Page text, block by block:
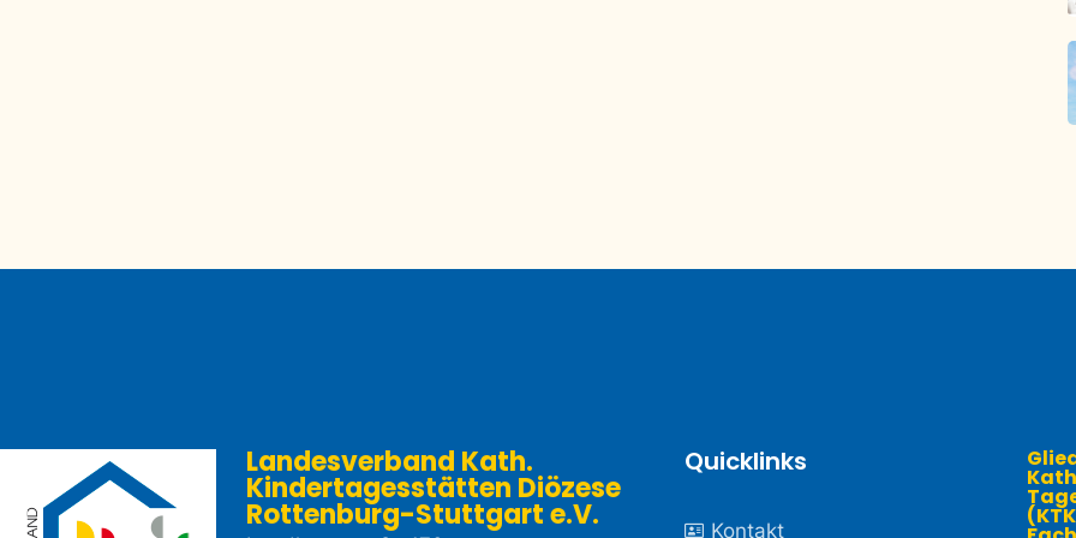
Landesverband Kath.
Kindertagesstätten Diözese
Rottenburg-Stuttgart e.V. ​
Quicklinks
Kontakt